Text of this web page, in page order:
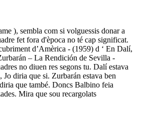
), sembla com si volguessis donar a
fet fora d'època no té cap significat.
d’Amèrica - (1959) d ‘ En Dalí,
– La Rendición de Sevilla -
no diuen res segons tu. Dalí estava
Jo diria que si. Zurbarán estava ben
que també. Doncs Balbino feia
Mira que sou recargolats